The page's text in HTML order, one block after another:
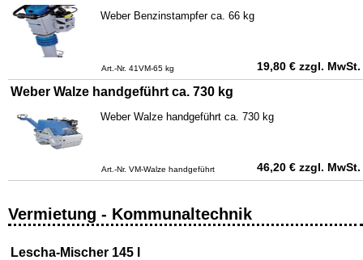
Weber Benzinstampfer ca. 66 kg
Art.-Nr. 41VM-65 kg 19,80 € zzgl. MwSt.
Weber Walze handgeführt ca. 730 kg
Weber Walze handgeführt ca. 730 kg
Art.-Nr. VM-Walze handgeführt 46,20 € zzgl. MwSt.
Vermietung - Kommunaltechnik
Lescha-Mischer 145 l